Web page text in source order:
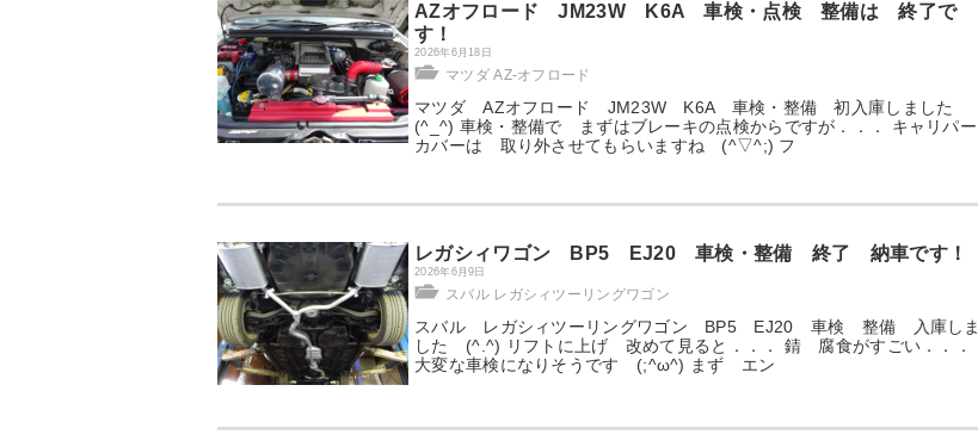
AZオフロード JM23W K6A 車検・点検 整備は 終了で
す！
2026年6月18日
マツダ AZ-オフロード
マツダ AZオフロード JM23W K6A 車検・整備 初入庫しました
(^_^) 車検・整備で まずはブレーキの点検からですが．．． キャリパー
カバーは 取り外させてもらいますね (^▽^;) フ
レガシィワゴン BP5 EJ20 車検・整備 終了 納車です！
2026年6月9日
スバル レガシィツーリングワゴン
スバル レガシィツーリングワゴン BP5 EJ20 車検 整備 入庫しま
した (^.^) リフトに上げ 改めて見ると．．． 錆 腐食がすごい．．．
大変な車検になりそうです (;^ω^) まず エン